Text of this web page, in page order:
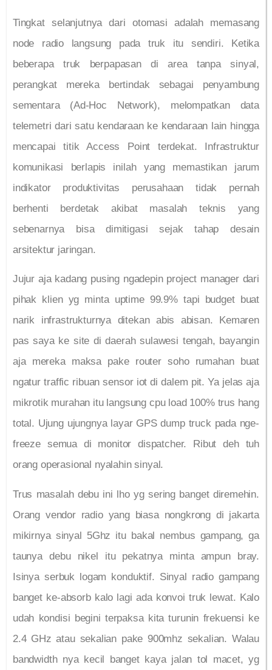
Tingkat selanjutnya dari otomasi adalah memasang
node radio langsung pada truk itu sendiri. Ketika
beberapa truk berpapasan di area tanpa sinyal,
perangkat mereka bertindak sebagai penyambung
sementara (Ad-Hoc Network), melompatkan data
telemetri dari satu kendaraan ke kendaraan lain hingga
mencapai titik Access Point terdekat. Infrastruktur
komunikasi berlapis inilah yang memastikan jarum
indikator produktivitas perusahaan tidak pernah
berhenti berdetak akibat masalah teknis yang
sebenarnya bisa dimitigasi sejak tahap desain
arsitektur jaringan.
Jujur aja kadang pusing ngadepin project manager dari
pihak klien yg minta uptime 99.9% tapi budget buat
narik infrastrukturnya ditekan abis abisan. Kemaren
pas saya ke site di daerah sulawesi tengah, bayangin
aja mereka maksa pake router soho rumahan buat
ngatur traffic ribuan sensor iot di dalem pit. Ya jelas aja
mikrotik murahan itu langsung cpu load 100% trus hang
total. Ujung ujungnya layar GPS dump truck pada nge-
freeze semua di monitor dispatcher. Ribut deh tuh
orang operasional nyalahin sinyal.
Trus masalah debu ini lho yg sering banget diremehin.
Orang vendor radio yang biasa nongkrong di jakarta
mikirnya sinyal 5Ghz itu bakal nembus gampang, ga
taunya debu nikel itu pekatnya minta ampun bray.
Isinya serbuk logam konduktif. Sinyal radio gampang
banget ke-absorb kalo lagi ada konvoi truk lewat. Kalo
udah kondisi begini terpaksa kita turunin frekuensi ke
2.4 GHz atau sekalian pake 900mhz sekalian. Walau
bandwidth nya kecil banget kaya jalan tol macet, yg